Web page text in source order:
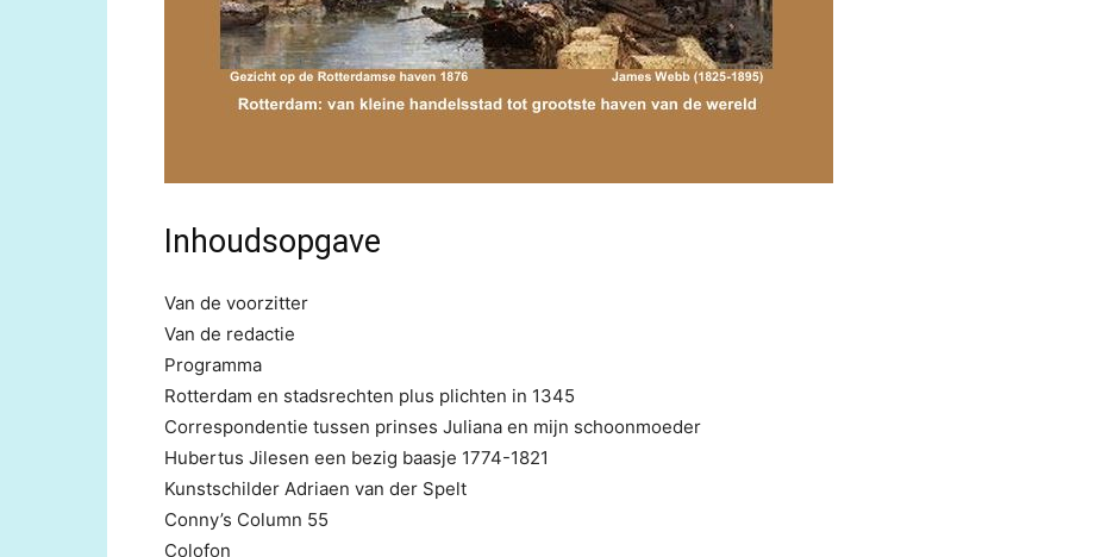
Inhoudsopgave
Van de voorzitter
Van de redactie
Programma
Rotterdam en stadsrechten plus plichten in 1345
Correspondentie tussen prinses Juliana en mijn schoonmoeder
Hubertus Jilesen een bezig baasje 1774-1821
Kunstschilder Adriaen van der Spelt
Conny’s Column 55
Colofon